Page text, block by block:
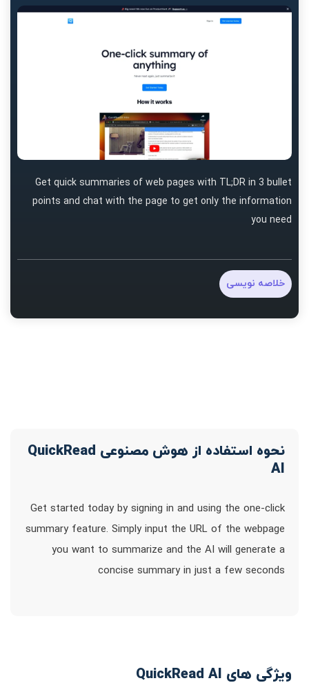
Get quick summaries of web pages with TL;DR in 3 bullet
points and chat with the page to get only the information
you need
خلاصه نویسی
نحوه استفاده از هوش مصنوعی QuickRead
AI
Get started today by signing in and using the one-click
summary feature. Simply input the URL of the webpage
you want to summarize and the AI will generate a
concise summary in just a few seconds
ویژگی های QuickRead AI